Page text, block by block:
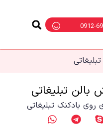
0912-
تبلیغاتی